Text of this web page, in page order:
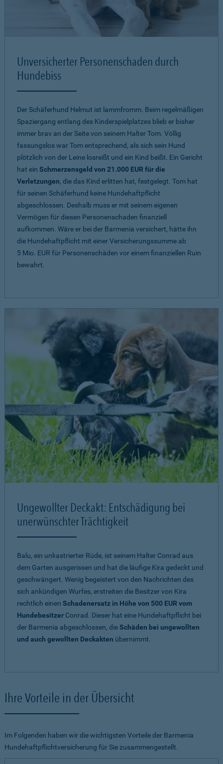
Unversicherter Personenschaden durch
Hundebiss
Der Schäferhund Helmut ist lammfromm. Beim regelmäßigen
Spaziergang entlang des Kinderspielplatzes blieb er bisher
immer brav an der Seite von seinem Halter Tom. Völlig
fassungslos war Tom entsprechend, als sich sein Hund
plötzlich von der Leine losreißt und ein Kind beißt. Ein Gericht
hat ein Schmerzensgeld von 21.000 EUR für die
Verletzungen, die das Kind erlitten hat, festgelegt. Tom hat
für seinen Schäferhund keine Hundehaftpflicht
abgeschlossen. Deshalb muss er mit seinem eigenen
Vermögen für diesen Personenschaden finanziell
aufkommen. Wäre er bei der Barmenia versichert, hätte ihn
die Hundehaftpflicht mit einer Versicherungssumme ab
5 Mio. EUR für Personenschäden vor einem finanziellen Ruin
bewahrt.
Ungewollter Deckakt: Entschädigung bei
unerwünschter Trächtigkeit
Balu, ein unkastrierter Rüde, ist seinem Halter Conrad aus
dem Garten ausgerissen und hat die läufige Kira gedeckt und
geschwängert. Wenig begeistert von den Nachrichten des
sich ankündigen Wurfes, erstreiten die Besitzer von Kira
rechtlich einen Schadenersatz in Höhe von 500 EUR vom
Hundebesitzer Conrad. Dieser hat eine Hundehaftpflicht bei
der Barmenia abgeschlossen, dieSchäden bei ungewollten
und auch gewollten Deckakten übernimmt.
Ihre Vorteile in der Übersicht
Im Folgenden haben wir die wichtigsten Vorteile der Barmenia
Hundehaftpflichtversicherung für Sie zusammengestellt.